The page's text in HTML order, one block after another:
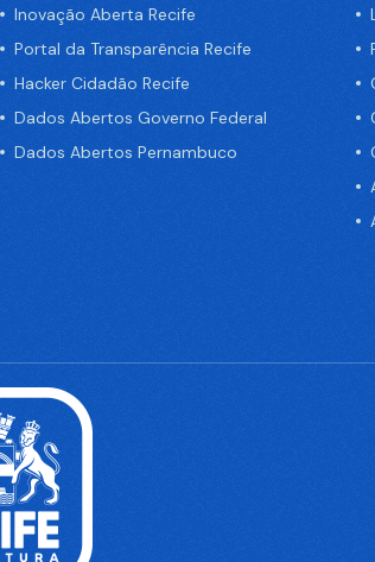
Inovação Aberta Recife
Portal da Transparência Recife
Hacker Cidadão Recife
Dados Abertos Governo Federal
Dados Abertos Pernambuco